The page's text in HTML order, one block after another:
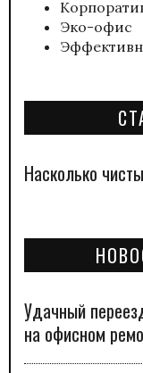
Эко-офис
Насколько
Удачный
на офисном